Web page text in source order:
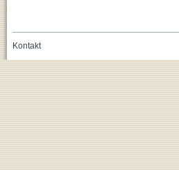
Kontakt